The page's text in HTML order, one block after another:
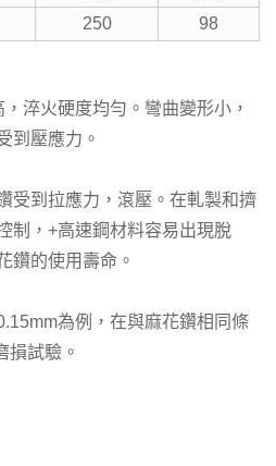
250 98
淬火硬度均勻。彎曲變形小，
到壓應力。
受到拉應力，滾壓。在軋製和擠
制，+高速鋼材料容易出現脫
鑽的使用壽命。
為例，在與麻花鑽相同條
損試驗。